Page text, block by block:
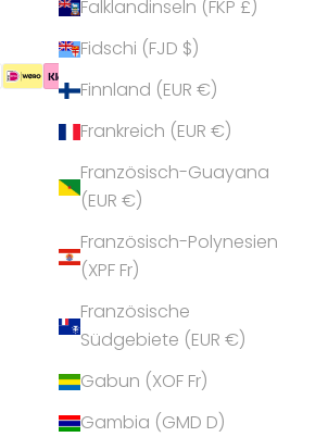
Falklandinseln (FKP £)
Fidschi (FJD $)
Finnland (EUR €)
Frankreich (EUR €)
Französisch-Guayana
(EUR €)
Französisch-Polynesien
(XPF Fr)
Französische
Südgebiete (EUR €)
Gabun (XOF Fr)
Gambia (GMD D)